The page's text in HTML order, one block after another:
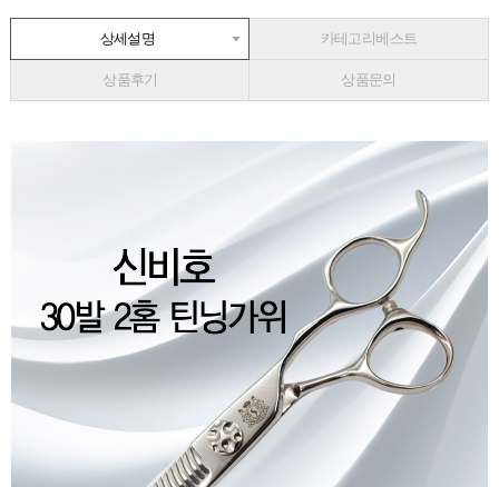
상세설명 카테고리베스트
상품후기 상품문의